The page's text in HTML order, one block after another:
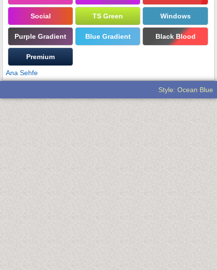
Social TS Green Windows
Purple Gradient Blue Gradient Black Blood
Premium
Ana Sehfe
Style: Ocean Blue